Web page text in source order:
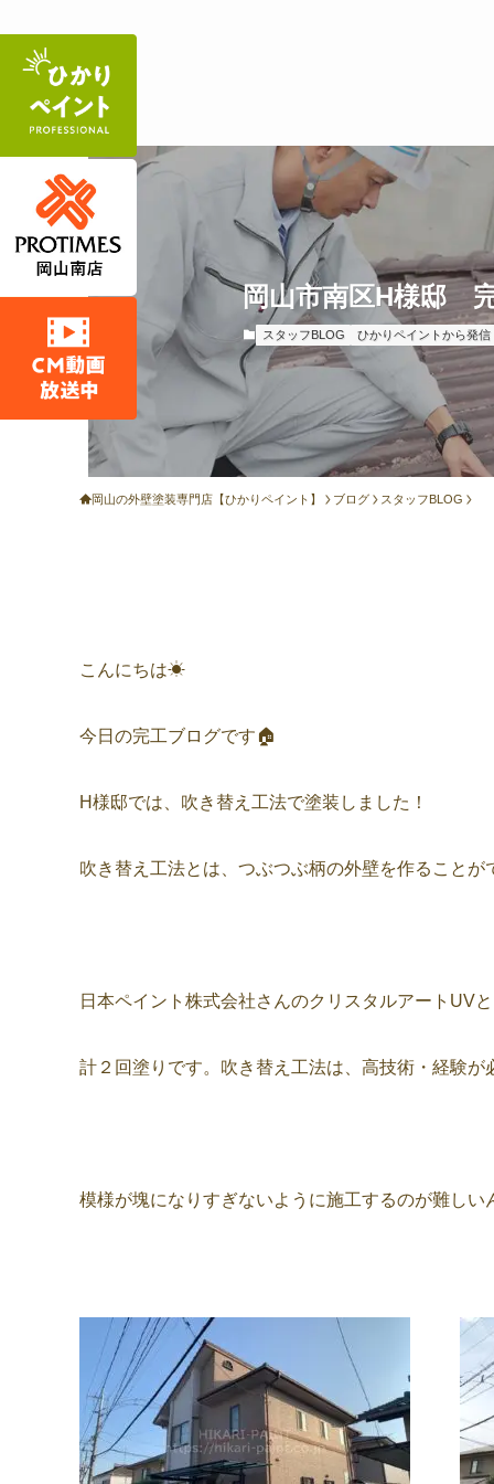
岡山市南区H様邸
スタッフBLOG ひかりペイントから発信
岡山の外壁塗装専門店【ひかりペイント】 ブログ スタッフBLOG
こんにちは☀
今日の完工ブログです🏠
H様邸では、吹き替え工法で塗装しました！
吹き替え工法とは、つぶつぶ柄の外壁を作ることが
日本ペイント株式会社さんのクリスタルアートUV
計２回塗りです。吹き替え工法は、高技術・経験が
模様が塊になりすぎないように施工するのが難しい